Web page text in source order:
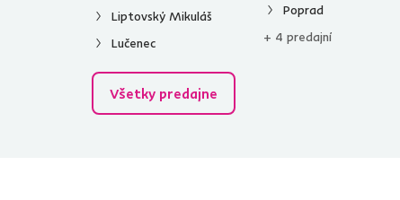
Liptovský Mikuláš
Lučenec
Poprad
+ 4 predajní
Všetky predajne